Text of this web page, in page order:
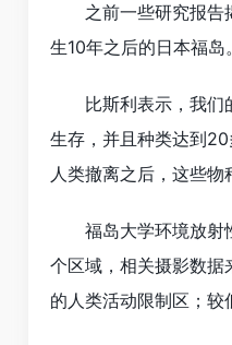
之前一些研究报告揭
生10年之后的日本福岛。
比斯利表示，我们的
生存，并且种类达到
人类撤离之后，这些物
福岛大学环境放射性
个区域，相关摄影数
的人类活动限制区；较